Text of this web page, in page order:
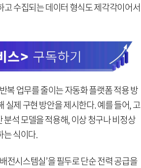
수집되는 데이터 형식도 제각각이어서
복 업무를 줄이는 자동화 플랫폼 적용 방
실제 구현 방안을 제시한다. 예를 들어, 고
석 모델을 적용해, 이상 청구나 비정상
는 식이다.
전시스템실’을 필두로 단순 전력 공급을